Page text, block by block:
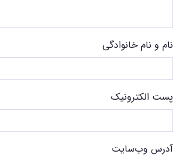
نام و نام خانوادگی
پست الکترونیک
آدرس وب‌سایت